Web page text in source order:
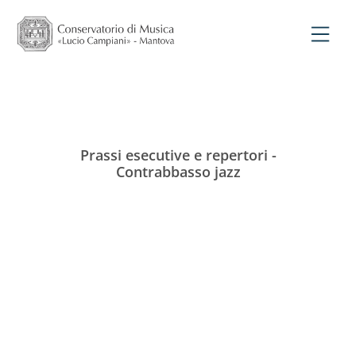
Prassi esecutive e repertori -
Contrabbasso jazz